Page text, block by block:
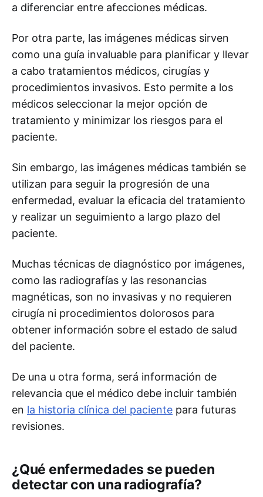
a diferenciar entre afecciones médicas.
Por otra parte, las imágenes médicas sirven
como una guía invaluable para planificar y llevar
a cabo tratamientos médicos, cirugías y
procedimientos invasivos. Esto permite a los
médicos seleccionar la mejor opción de
tratamiento y minimizar los riesgos para el
paciente.
Sin embargo, las imágenes médicas también se
utilizan para seguir la progresión de una
enfermedad, evaluar la eficacia del tratamiento
y realizar un seguimiento a largo plazo del
paciente.
Muchas técnicas de diagnóstico por imágenes,
como las radiografías y las resonancias
magnéticas, son no invasivas y no requieren
cirugía ni procedimientos dolorosos para
obtener información sobre el estado de salud
del paciente.
De una u otra forma, será información de
relevancia que el médico debe incluir también
en la historia clínica del paciente para futuras
revisiones.
¿Qué enfermedades se pueden
detectar con una radiografía?